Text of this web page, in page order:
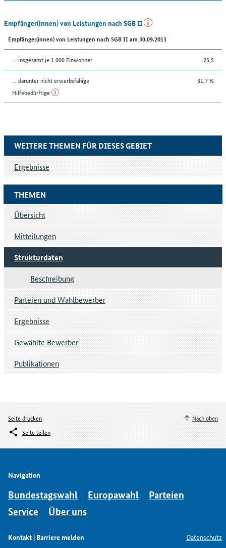
Empfänger(innen) von Leistungen nach SGB II
Empfänger(innen) von Leistungen nach SGB II am 30.09.2013
... insgesamt je 1.000 Einwohner 25,5
... darunter nicht erwerbsfähige
Hilfebedürftige
31,7 %
THEMEN
Übersicht
Mitteilungen
Strukturdaten
Beschreibung
Parteien und Wahlbewerber
Ergebnisse
Gewählte Bewerber
Publikationen
WEITERE THEMEN FÜR DIESES GEBIET
Ergebnisse
Seite drucken
Seite teilen
Nach oben
Navigation
Bundestagswahl Europawahl
Parteien
Service
Über uns
Kontakt | Barriere melden
Datenschutz